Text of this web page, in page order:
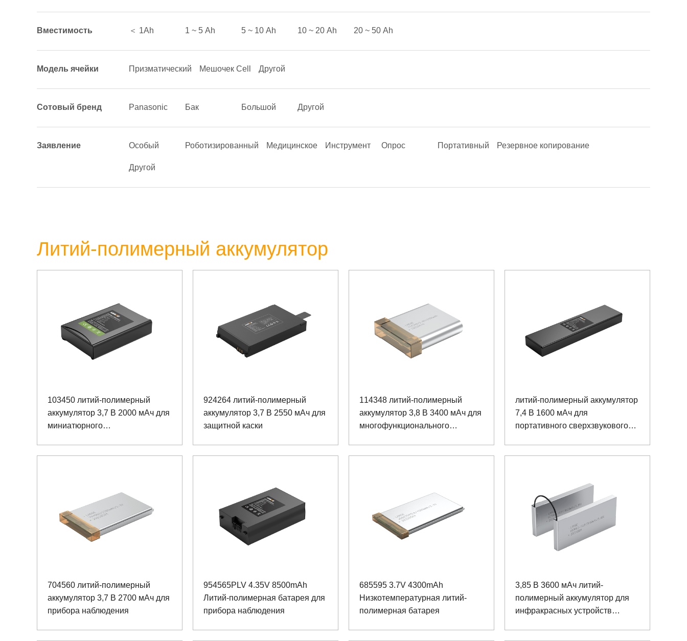
Вместимость ＜ 1Аh 1 ~ 5 Аh 5 ~ 10 Аh 10 ~ 20 Аh 20 ~ 50 Аh
Модель ячейки Призматический Мешочек Cell Другой
Сотовый бренд Panasonic Бак Большой Другой
Заявление Особый Роботизированный Медицинское Инструмент Опрос Портативный Резервное копирование
Другой
Литий-полимерный аккумулятор
103450 литий-полимерный
аккумулятор 3,7 В 2000 мАч для
миниатюрного
924264 литий-полимерный
аккумулятор 3,7 В 2550 мАч для
защитной каски
114348 литий-полимерный
аккумулятор 3,8 В 3400 мАч для
многофункционального
литий-полимерный аккумулятор
7,4 В 1600 мАч для
портативного сверхзвукового
704560 литий-полимерный
аккумулятор 3,7 В 2700 мАч для
прибора наблюдения
954565PLV 4.35V 8500mAh
Литий-полимерная батарея для
прибора наблюдения
685595 3.7V 4300mAh
Низкотемпературная литий-
полимерная батарея
3,85 В 3600 мАч литий-
полимерный аккумулятор для
инфракрасных устройств